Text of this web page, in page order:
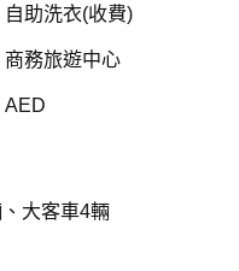
自助洗衣(收費)
商務旅遊中心
AED
大客車4輛